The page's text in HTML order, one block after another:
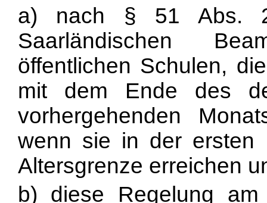
a) nach § 51 Abs.
Saarländischen
öffentlichen Schulen,
mit dem Ende des
vorhergehenden
wenn sie in der ersten
Altersgrenze erreichen
b) diese Regelung